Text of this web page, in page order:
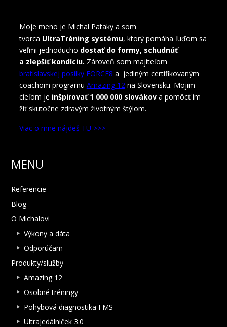
Moje meno je Michal Pataky a som
tvorca UltraTréning systému, ktorý pomáha ľuďom sa
veľmi jednoducho dostať do formy, schudnúť
a zlepšiť kondíciu. Zároveň som majiteľom
bratislavskej posilky FORCE8 a jediným certifikovaným
coachom programu Amazing 12 na Slovensku. Mojim
cieľom je inšpirovať 1 000 000 slovákova pomôcť im
žiť skutočne zdravým životným štýlom.
Viac o mne nájdeš TU >>>
MENU
Referencie
Blog
O Michalovi
Výkony a dáta
Odporúčam
Produkty/služby
Amazing 12
Osobné tréningy
Pohybová diagnostika FMS
Ultrajedálniček 3.0